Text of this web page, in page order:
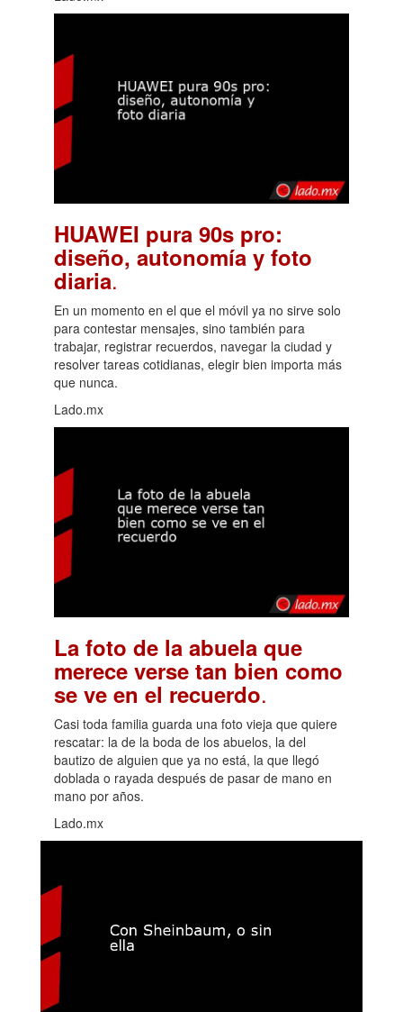
HUAWEI pura 90s pro:
diseño, autonomía y foto
diaria.
En un momento en el que el móvil ya no sirve solo
para contestar mensajes, sino también para
trabajar, registrar recuerdos, navegar la ciudad y
resolver tareas cotidianas, elegir bien importa más
que nunca.
Lado.mx
La foto de la abuela que
merece verse tan bien como
se ve en el recuerdo.
Casi toda familia guarda una foto vieja que quiere
rescatar: la de la boda de los abuelos, la del
bautizo de alguien que ya no está, la que llegó
doblada o rayada después de pasar de mano en
mano por años.
Lado.mx